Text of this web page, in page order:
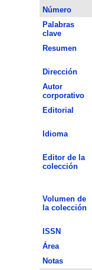
Número
Palabras
clave
Resumen
Dirección
Autor
corporativo
Editorial
Idioma
Editor de la
colección
Volumen de
la colección
ISSN
Área
Notas